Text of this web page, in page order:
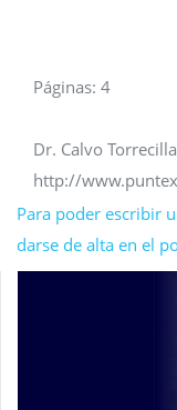
Páginas: 4
Dr. Calvo
http://
Para poder escribir
darse de alta en el